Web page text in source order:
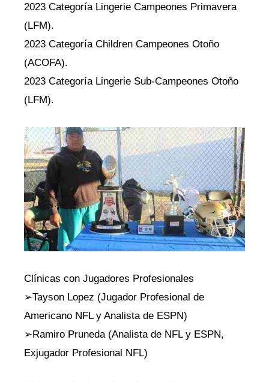
2023 Categoría Lingerie Campeones Primavera
(LFM).
2023 Categoría Children Campeones Otoño
(ACOFA).
2023 Categoría Lingerie Sub-Campeones Otoño
(LFM).
Clínicas con Jugadores Profesionales
➢Tayson Lopez (Jugador Profesional de
Americano NFL y Analista de ESPN)
➢Ramiro Pruneda (Analista de NFL y ESPN,
Exjugador Profesional NFL)